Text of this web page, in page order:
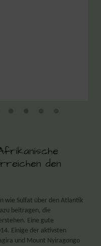
den
wie Sulfat über den Atlantik
beitragen, die
Eine gute
Einige der aktivsten
und Mount Nyiragongo